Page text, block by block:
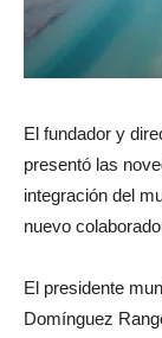
El fundador y
presentó las
integración del
nuevo
El presidente
Domínguez